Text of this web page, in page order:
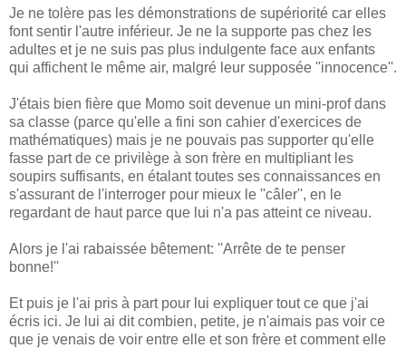
Je ne tolère pas les démonstrations de supériorité car elles
font sentir l'autre inférieur. Je ne la supporte pas chez les
adultes et je ne suis pas plus indulgente face aux enfants
qui affichent le même air, malgré leur supposée ''innocence''.
J'étais bien fière que Momo soit devenue un mini-prof dans
sa classe (parce qu'elle a fini son cahier d'exercices de
mathématiques) mais je ne pouvais pas supporter qu'elle
fasse part de ce privilège à son frère en multipliant les
soupirs suffisants, en étalant toutes ses connaissances en
s'assurant de l'interroger pour mieux le ''câler'', en le
regardant de haut parce que lui n'a pas atteint ce niveau.
Alors je l'ai rabaissée bêtement: ''Arrête de te penser
bonne!''
Et puis je l'ai pris à part pour lui expliquer tout ce que j'ai
écris ici. Je lui ai dit combien, petite, je n'aimais pas voir ce
que je venais de voir entre elle et son frère et comment elle